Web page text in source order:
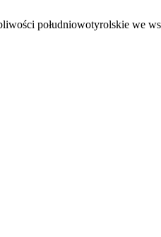
południowotyrolskie we